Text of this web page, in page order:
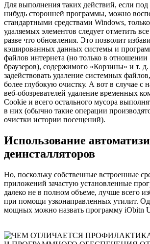
Для выполнения таких действий, если под
нибудь сторонней программы, можно
стандартными средствами Windows,
удаляемых элементов следует отметить
разве что обновления. Это позволит
кэшированных данных системы и
файлов интернета (но только в
браузеров), содержимого «Корзины» и т.
задействовать удаление системных
более глубокую очистку. А вот в случае с
веб-обозревателей удаление временных
Cookie и всего остального мусора
в них (обычно такие операции
очистки истории посещений).
Использование
деинсталляторов
Но, поскольку собственные встроенные
приложений зачастую установленные
далеко не в полном объеме, лучше всего
при помощи узконаправленных утилит.
мощных можно назвать программу iObitn